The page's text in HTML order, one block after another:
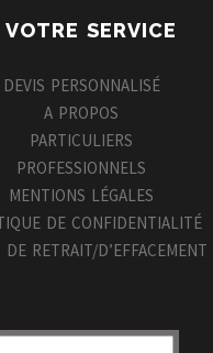
VOTRE SERVICE
DEVIS PERSONNALISÉ
A PROPOS
PARTICULIERS
PROFESSIONNELS
MENTIONS LÉGALES
DE CONFIDENTIALITÉ
DE RETRAIT/D’EFFACEMENT